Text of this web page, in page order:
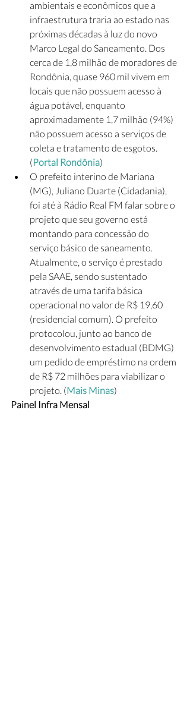
ambientais e econômicos que a
infraestrutura traria ao estado nas
próximas décadas à luz do novo
Marco Legal do Saneamento. Dos
cerca de 1,8 milhão de moradores de
Rondônia, quase 960 mil vivem em
locais que não possuem acesso à
água potável, enquanto
aproximadamente 1,7 milhão (94%)
não possuem acesso a serviços de
coleta e tratamento de esgotos.
(Portal Rondônia)
O prefeito interino de Mariana
(MG), Juliano Duarte (Cidadania),
foi até à Rádio Real FM falar sobre o
projeto que seu governo está
montando para concessão do
serviço básico de saneamento.
Atualmente, o serviço é prestado
pela SAAE, sendo sustentado
através de uma tarifa básica
operacional no valor de R$ 19,60
(residencial comum). O prefeito
protocolou, junto ao banco de
desenvolvimento estadual (BDMG)
um pedido de empréstimo na ordem
de R$ 72 milhões para viabilizar o
projeto. (Mais Minas)
Painel Infra Mensal